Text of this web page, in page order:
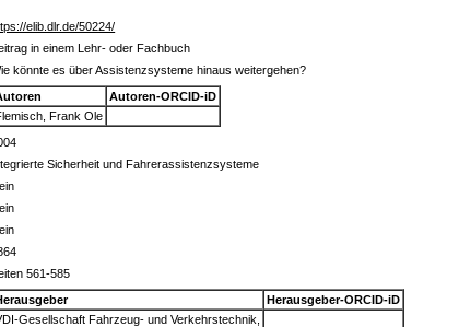
elib.dlr.de/50224/
in einem Lehr- oder Fachbuch
könnte es über Assistenzsysteme hinaus weitergehen?
Autoren-ORCID-iD
Frank Ole
Sicherheit und Fahrerassistenzsysteme
561-585
Herausgeber-ORCID-iD
Gesellschaft Fahrzeug- und Verkehrstechnik,